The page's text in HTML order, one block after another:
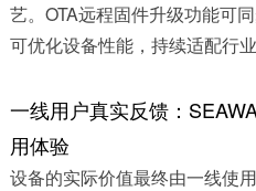
艺。OTA远程固件升级功能可
可优化设备性能，持续适配行业
一线用户真实反馈：
用体验
设备的实际价值最终由一线使